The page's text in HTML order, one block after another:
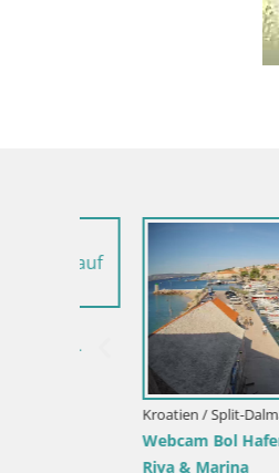
Kroatien / Split-Dalmatien /
Webcam Zlatni Rat Bol –
berühmten Strand auf Brač